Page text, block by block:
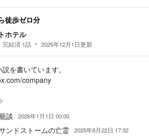
徒歩ゼロ分
ホテル
完結済 1話 2025年12月1日更新
を書いています。
company
談 2026年1月1日 00:00
ンドストームの亡霊 2025年8月22日 17:32